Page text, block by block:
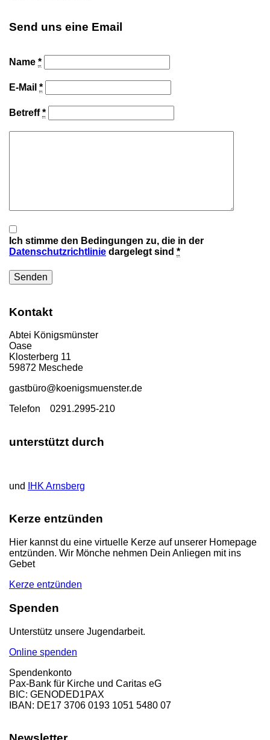
Send uns eine Email
Name *
E-Mail *
Betreff*
Ich stimme den Bedingungen zu, die in der
Datenschutzrichtlinie dargelegt sind *
Kontakt
Abtei Königsmünster
Oase
Klosterberg 11
59872 Meschede
gastbüro@koenigsmuenster.de
Telefon 0291.2995-210
unterstützt durch
und IHK Arnsberg
Kerze entzünden
Hier kannst du eine virtuelle Kerze auf unserer Homepage
entzünden. Wir Mönche nehmen Dein Anliegen mit ins
Gebet
Kerze entzünden
Spenden
Unterstütz unsere Jugendarbeit.
Online spenden
Spendenkonto
Pax-Bank für Kirche und Caritas eG
BIC: GENODED1PAX
IBAN: DE17 3706 0193 1051 5480 07